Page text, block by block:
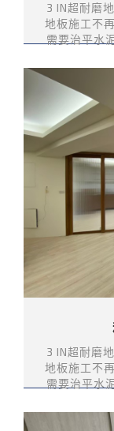
3 IN超耐磨
地板施工不
需要治平水
3 IN超耐磨
地板施工不
需要治平水